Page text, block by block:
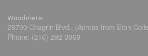
Woodmere:
28700 Chagrin Blvd., (Across from Eton
Phone: (216) 292-3060